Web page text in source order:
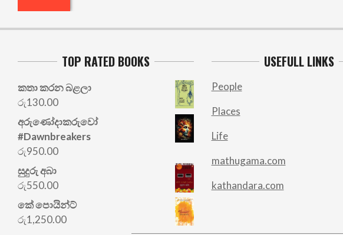
TOP RATED BOOKS
කතා කරන බළලා
රු130.00
අරු‍ණෝදාකරුවෝ
#Dawnbreakers
රු950.00
සුදුරු අබා
රු550.00
කේ පොයින්ට්
රු1,250.00
USEFULL LINKS
People
Places
Life
mathugama.com
kathandara.com